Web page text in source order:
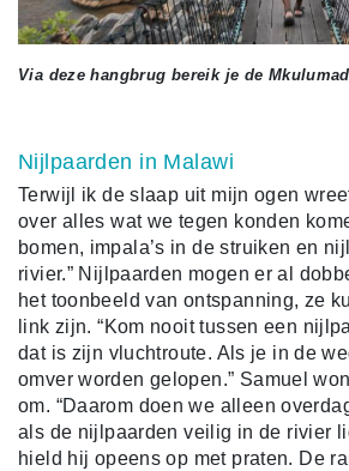
Via deze hangbrug bereik je de
Nijlpaarden in Malawi
Terwijl ik de slaap uit mijn ogen
over alles wat we tegen konden
bomen, impala’s in de struiken en
rivier.” Nijlpaarden mogen er al
het toonbeeld van ontspanning, ze
link zijn. “Kom nooit tussen een
dat is zijn vluchtroute. Als je in de
omver worden gelopen.” Samuel
om. “Daarom doen we alleen
als de nijlpaarden veilig in de rivier
hield hij opeens op met praten. De